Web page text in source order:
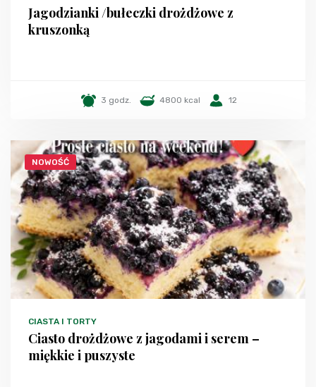
Jagodzianki /bułeczki drożdżowe z
kruszonką
3 godz. 4800 kcal 12
NOWOŚĆ
CIASTA I TORTY
Ciasto drożdżowe z jagodami i serem –
miękkie i puszyste